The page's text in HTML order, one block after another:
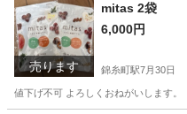
売ります
mitas 2袋
6,000円
錦糸町駅7月30日
値下げ不可 よろしくおねがいします。